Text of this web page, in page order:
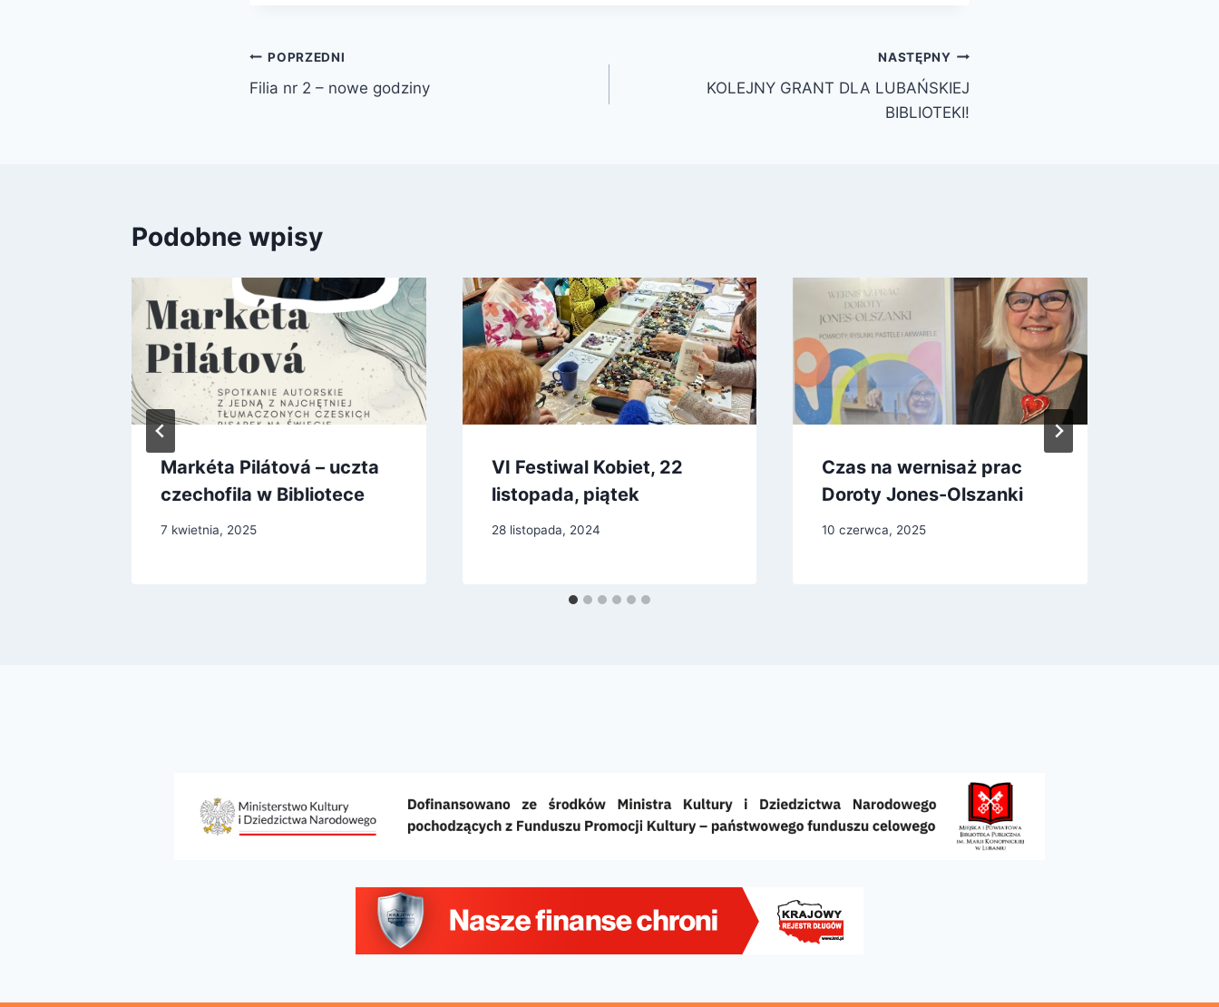
Nawigacja
wpisu
POPRZEDNI
Filia nr 2 – nowe godziny
NASTĘPNY
KOLEJNY GRANT DLA LUBAŃSKIEJ
BIBLIOTEKI!
Podobne wpisy
Markéta Pilátová – uczta
czechofila w Bibliotece
7 kwietnia, 2025
VI Festiwal Kobiet, 22
listopada, piątek
28 listopada, 2024
Czas na wernisaż prac
Doroty Jones-Olszanki
10 czerwca, 2025